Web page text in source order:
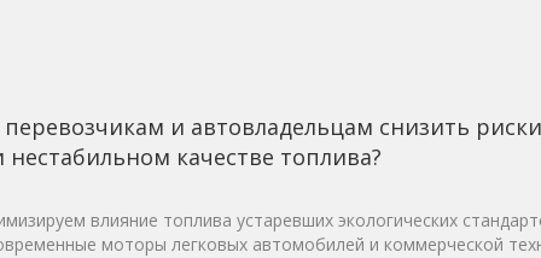
перевозчикам и автовладельцам снизить риски
нестабильном качестве топлива?
влияние топлива устаревших экологических
моторы легковых автомобилей и коммерческой